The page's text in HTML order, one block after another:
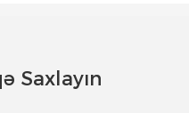
Saxlayın